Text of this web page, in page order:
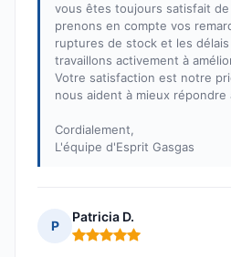
vous êtes toujours satisfait
prenons en compte vos
ruptures de stock et les
travaillons activement à
Votre satisfaction est notre
nous aident à mieux
Cordialement,
L'équipe d'Esprit Gasgas
P
Patricia D.
Note : 5 sur 5